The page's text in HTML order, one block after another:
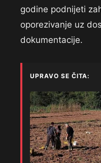
godine podnijeti
oporezivanje uz
dokumentacije.
UPRAVO SE ČITA: